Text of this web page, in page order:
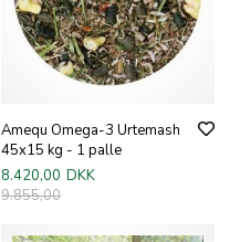
Amequ Omega-3 Urtemash
45x15 kg - 1 palle
8.420,00 DKK
9.855,00